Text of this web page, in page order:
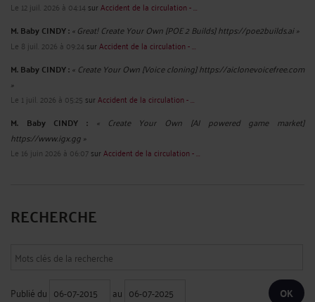
Le 12 juil. 2026 à 04:14 surAccident de la circulation - ...
M. Baby CINDY :« Great! Create Your Own [POE 2 Builds] https://poe2builds.ai »
Le 8 juil. 2026 à 09:24 surAccident de la circulation - ...
M. Baby CINDY :« Create Your Own [Voice cloning] https://aiclonevoicefree.com
»
Le 1 juil. 2026 à 05:25 surAccident de la circulation - ...
M. Baby CINDY :
« Create Your Own [AI powered game market]
https://www.igx.gg »
Le 16 juin 2026 à 06:07surAccident de la circulation - ...
RECHERCHE
Publié du au